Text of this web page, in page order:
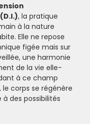
, la pratique
à la nature
Elle ne repose
figée mais sur
une harmonie
de la vie elle-
à ce champ
le corps se régénère
à des possibilités